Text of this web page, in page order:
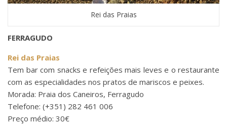
Rei das Praias
FERRAGUDO
Rei das Praias
Tem bar com snacks e refeições mais leves e o restaurante
com as especialidades nos pratos de mariscos e peixes.
Morada: Praia dos Caneiros, Ferragudo
Telefone: (+351) 282 461 006
Preço médio: 30€